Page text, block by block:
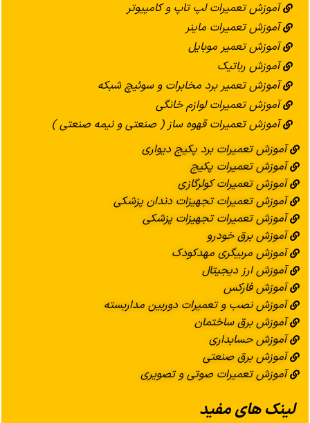
آموزش تعمیرات لپ تاپ و کامپیوتر
آموزش تعمیرات ماینر
آموزش تعمیر موبایل
آموزش رباتیک
آموزش تعمیر برد مخابرات و سوئیچ شبکه
آموزش تعمیرات لوازم خانگی
آموزش تعمیرات قهوه ساز ( صنعتی و نیمه صنعتی )
آموزش تعمیرات برد پکیج دیواری
آموزش تعمیرات پکیج
آموزش تعمیرات کولرگازی
آموزش تعمیرات تجهیزات دندان پزشکی
آموزش تعمیرات تجهیزات پزشکی
آموزش برق خودرو
آموزش مربیگری مهدکودک
آموزش ارز دیجیتال
آموزش فارکس
آموزش نصب و تعمیرات دوربین مداربسته
آموزش برق ساختمان
آموزش حسابداری
آموزش برق صنعتی
آموزش تعمیرات صوتی و تصویری
لینک های مفید